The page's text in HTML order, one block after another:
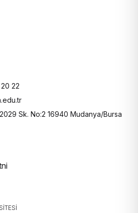
22
Sk. No:2 16940 Mudanya/Bursa